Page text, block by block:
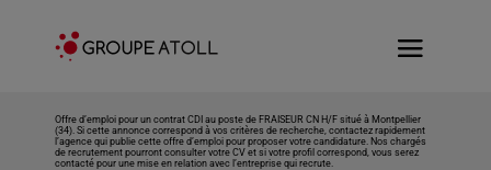
Offre d’emploi pour un contrat CDI au poste de FRAISEUR CN H/F situé à Montpellier
(34). Si cette annonce correspond à vos critères de recherche, contactez rapidement
l’agence qui publie cette offre d’emploi pour proposer votre candidature. Nos chargés
de recrutement pourront consulter votre CV et si votre profil correspond, vous serez
contacté pour une mise en relation avec l’entreprise qui recrute.